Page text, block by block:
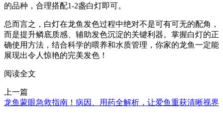
的品种，合理搭配1-2盏白灯即可。
总而言之，白灯在龙鱼发色过程中绝对不是可有可无的配角，
而是提升鳞底质感、辅助发色沉淀的关键利器。掌握白灯的正
确使用方法，结合科学的喂养和水质管理，你家的龙鱼一定能
展现出令人惊艳的完美发色！
阅读全文
上一篇
龙鱼蒙眼急救指南！病因、用药全解析，让爱鱼重获清晰视界